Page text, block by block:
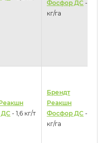
Фосфор ДС - 2
кг/га
ДС - 1,6 кг/т
Брендт
Реакшн
Фосфор ДС - 3
кг/га